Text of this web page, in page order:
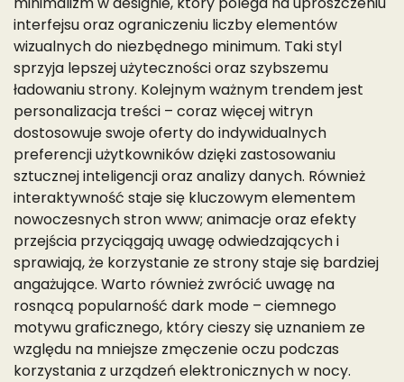
interfejsu oraz ograniczeniu liczby elementów
wizualnych do niezbędnego minimum. Taki styl
sprzyja lepszej użyteczności oraz szybszemu
ładowaniu strony. Kolejnym ważnym trendem jest
personalizacja treści – coraz więcej witryn
dostosowuje swoje oferty do indywidualnych
preferencji użytkowników dzięki zastosowaniu
sztucznej inteligencji oraz analizy danych. Również
interaktywność staje się kluczowym elementem
nowoczesnych stron www; animacje oraz efekty
przejścia przyciągają uwagę odwiedzających i
sprawiają, że korzystanie ze strony staje się bardziej
angażujące. Warto również zwrócić uwagę na
rosnącą popularność dark mode – ciemnego
motywu graficznego, który cieszy się uznaniem ze
względu na mniejsze zmęczenie oczu podczas
korzystania z urządzeń elektronicznych w nocy.